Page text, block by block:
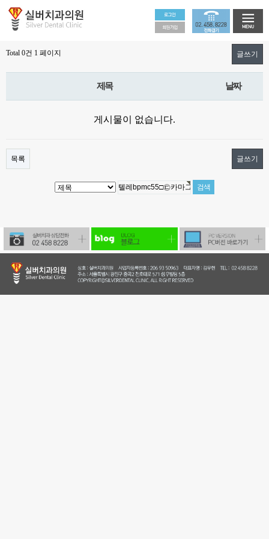
Total 0건 1 페이지 글쓰기
제목 날짜
게시물이 없습니다.
목록 글쓰기